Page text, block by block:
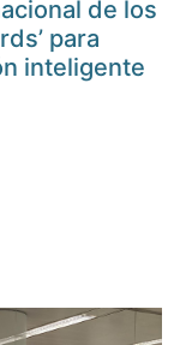
de los
para
inteligente